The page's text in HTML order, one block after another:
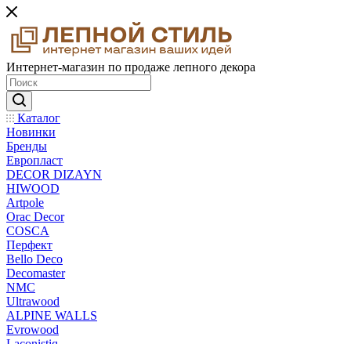
Интернет-магазин по продаже лепного декора
Каталог
Новинки
Бренды
Европласт
DECOR DIZAYN
HIWOOD
Artpole
Orac Decor
COSCA
Перфект
Bello Deco
Decomaster
NMС
Ultrawood
ALPINE WALLS
Evrowood